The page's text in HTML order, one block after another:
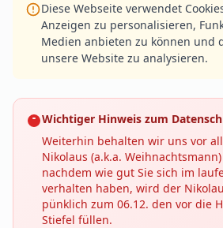
Diese Webseite verwendet
Anzeigen zu personalisieren,
Medien anbieten zu können und
unsere Website zu analysieren.
Wichtiger Hinweis zum
Weiterhin behalten wir uns vor
Nikolaus (a.k.a.
nachdem wie gut Sie sich im
verhalten haben, wird der
pünklich zum 06.12. den vor die
Stiefel füllen.